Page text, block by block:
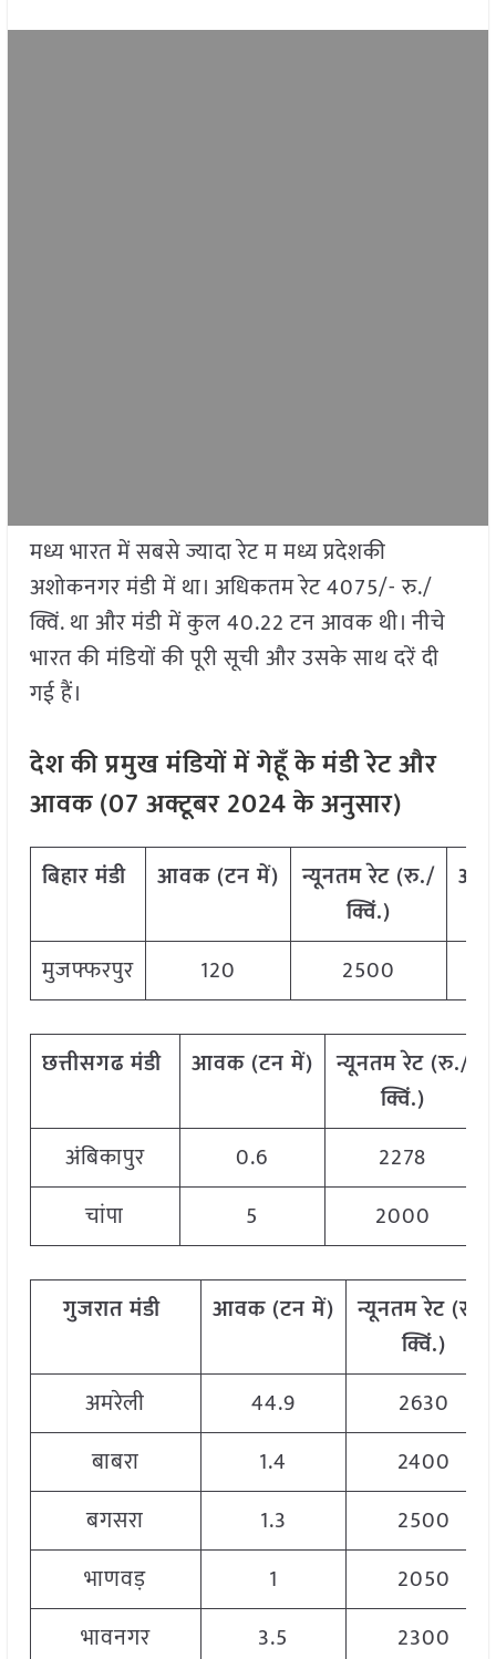
मध्य भारत में सबसे ज्यादा रेट म मध्य प्रदेशकी
अशोकनगर मंडी में था। अधिकतम रेट 4075/- रु./
क्विं. था और मंडी में कुल 40.22 टन आवक थी। नीचे
भारत की मंडियों की पूरी सूची और उसके साथ दरें दी
गई हैं।
देशकीप्रमुखमंडियोंमेंगेहूँकेमंडीरेटऔर
आवक(07 अक्टूबर2024केअनुसार)
बिहारमंडी आवक(टनमें) न्यूनतमरेट(रु./
क्विं.)
मुजफ्फरपुर 120 2500
छत्तीसगढमंडी आवक(टनमें) न्यूनतमरेट(रु./
क्विं.)
अंबिकापुर 0.6
2278
चांपा
5 2000
गुजरातमंडी आवक(टनमें) न्यूनतमरेट(रु
क्विं.)
अमरेली
44.9
2630
बाबरा
1.4
2400
बगसरा
1.3
2500
भाणवड़
1
2050
भावनगर
3.5
2300